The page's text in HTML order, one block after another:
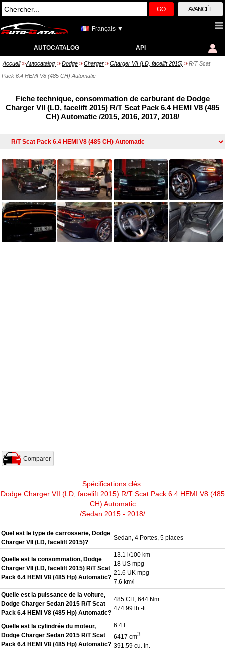
GO AVANCÉE
Français ▼
AUTOCATALOG API
Accueil >> Autocatalog >> Dodge >> Charger >> Charger VII (LD, facelift 2015) >> R/T Scat
Pack 6.4 HEMI V8 (485 CH) Automatic
Fiche technique, consommation de carburant de Dodge
Charger VII (LD, facelift 2015) R/T Scat Pack 6.4 HEMI V8 (485
CH) Automatic /2015, 2016, 2017, 2018/
Comparer
Spécifications clés:
Dodge Charger VII (LD, facelift 2015) R/T Scat Pack 6.4 HEMI V8 (485
CH) Automatic
/Sedan 2015 - 2018/
Quel est le type de carrosserie, Dodge
Charger VII (LD, facelift 2015)?
Sedan, 4 Portes, 5 places
Quelle est la consommation, Dodge
Charger VII (LD, facelift 2015) R/T Scat
Pack 6.4 HEMI V8 (485 Hp) Automatic?
13.1 l/100 km
18 US mpg
21.6 UK mpg
7.6 km/l
Quelle est la puissance de la voiture,
Dodge Charger Sedan 2015 R/T Scat
Pack 6.4 HEMI V8 (485 Hp) Automatic?
485 CH, 644 Nm
474.99 lb.-ft.
Quelle est la cylindrée du moteur,
Dodge Charger Sedan 2015 R/T Scat
Pack 6.4 HEMI V8 (485 Hp) Automatic?
6.4 l
6417 cm3
391.59 cu. in.